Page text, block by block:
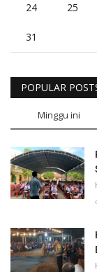
24 25
31
POPULAR
Minggu ini